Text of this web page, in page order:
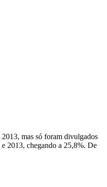
mas só foram divulgados
2013, chegando a 25,8%. De